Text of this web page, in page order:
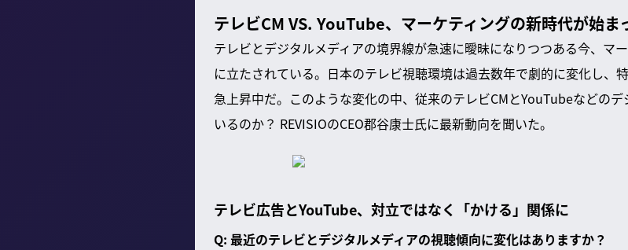
テレビCM VS. YouTube、マーケティングの新時代が始ま
テレビとデジタルメディアの境界線が急速に曖昧になりつつある今、マ
に立たされている。日本のテレビ視聴環境は過去数年で劇的に変化し、
急上昇中だ。このような変化の中、従来のテレビCMとYouTubeなどの
いるのか？ REVISIOのCEO郡谷康士氏に最新動向を聞いた。
テレビ広告とYouTube、対立ではなく「かける」関係に
Q: 最近のテレビとデジタルメディアの視聴傾向に変化はありますか？